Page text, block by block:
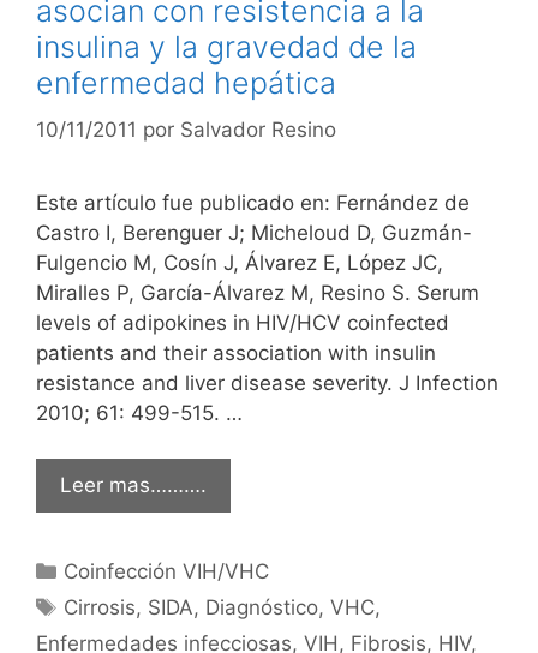
asocian con resistencia a la
insulina y la gravedad de la
enfermedad hepática
10/11/2011 por Salvador Resino
Este artículo fue publicado en: Fernández de
Castro I, Berenguer J; Micheloud D, Guzmán-
Fulgencio M, Cosín J, Álvarez E, López JC,
Miralles P, García-Álvarez M, Resino S. Serum
levels of adipokines in HIV/HCV coinfected
patients and their association with insulin
resistance and liver disease severity. J Infection
2010; 61: 499-515. …
Leer mas……….
Categorías
Coinfección VIH/VHC
Etiquetas
Cirrosis, SIDA, Diagnóstico,VHC,
Enfermedades infecciosas, VIH, Fibrosis, HIV,